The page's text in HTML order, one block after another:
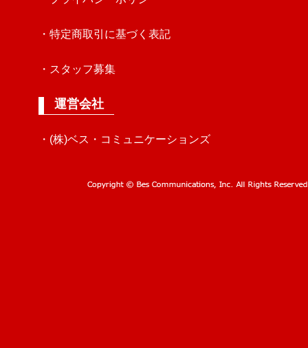
・特定商取引に基づく表記
・スタッフ募集
運営会社
・(株)ベス・コミュニケーションズ